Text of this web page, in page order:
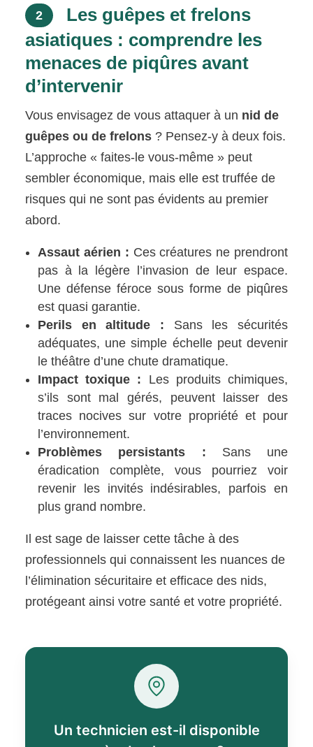
2
Les guêpes et frelons
asiatiques : comprendre les
menaces de piqûres avant
d’intervenir
Vous envisagez de vous attaquer à un nid de
guêpes ou de frelons ? Pensez-y à deux fois.
L’approche « faites-le vous-même » peut
sembler économique, mais elle est truffée de
risques qui ne sont pas évidents au premier
abord.
Assaut aérien : Ces créatures ne prendront
pas à la légère l’invasion de leur espace.
Une défense féroce sous forme de piqûres
est quasi garantie.
Perils en altitude : Sans les sécurités
adéquates, une simple échelle peut devenir
le théâtre d’une chute dramatique.
Impact toxique : Les produits chimiques,
s’ils sont mal gérés, peuvent laisser des
traces nocives sur votre propriété et pour
l’environnement.
Problèmes persistants : Sans une
éradication complète, vous pourriez voir
revenir les invités indésirables, parfois en
plus grand nombre.
Il est sage de laisser cette tâche à des
professionnels qui connaissent les nuances de
l’élimination sécuritaire et efficace des nids,
protégeant ainsi votre santé et votre propriété.
Un technicien est-il disponible